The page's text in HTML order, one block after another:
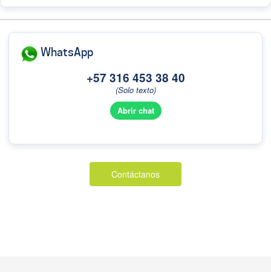
WhatsApp
+57 316 453 38 40
(Solo texto)
Abrir chat
Contáctanos